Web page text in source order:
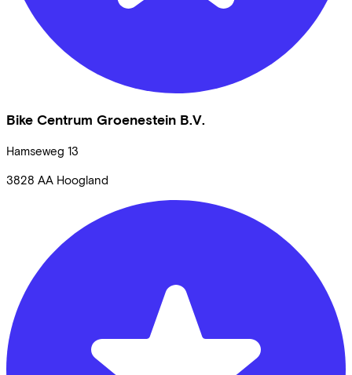
Bike Centrum Groenestein B.V.
Hamseweg 13
3828 AA Hoogland